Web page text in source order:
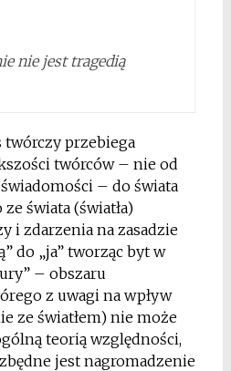
jest tragedią
twórczy przebiega
twórców – nie od
– do świata
świata (światła)
i zdarzenia na zasadzie
do „ja” tworząc byt w
– obszaru
z uwagi na wpływ
ze światłem) nie może
teorią względności,
jest nagromadzenie